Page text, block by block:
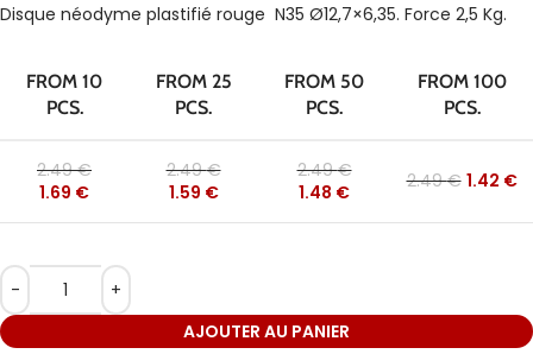
Disque néodyme plastifié rouge N35 Ø12,7×6,35. Force 2,5 Kg.
FROM 10
PCS.
FROM 25
PCS.
FROM 50
PCS.
FROM 100
PCS.
2.49€
1.69 €
2.49€
1.59 €
2.49€
1.48 € 2.49€ 1.42 €
AJOUTER AU PANIER